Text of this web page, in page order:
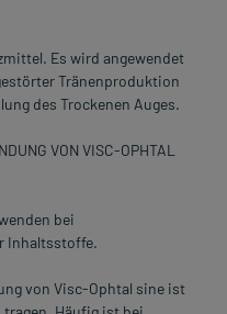
Es wird angewendet
Tränenproduktion
des Trockenen Auges.
VON VISC-OPHTAL
bei
Inhaltsstoffe.
von Visc-Ophtal sine ist